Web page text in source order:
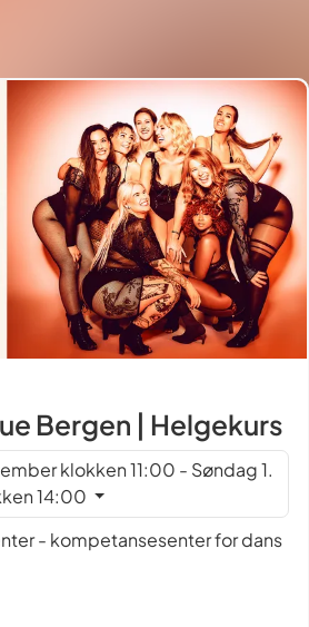
Bergen | Helgekurs
klokken 11:00 - Søndag 1.
14:00
- kompetansesenter for dans